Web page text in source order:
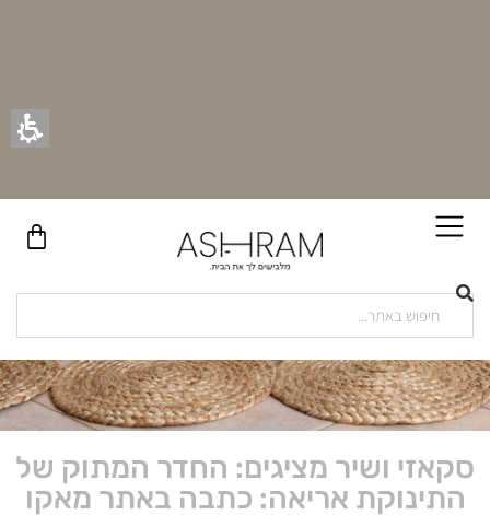
סקאזי ושיר מציגים: החדר המתוק של
התינוקת אריאה: כתבה באתר מאקו